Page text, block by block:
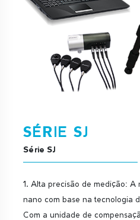
SÉRIE SJ
Série SJ
1. Alta precisão de medição: A
nano com base na tecnologia
Com a unidade de